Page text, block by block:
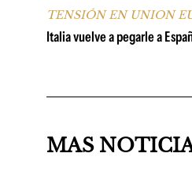
TENSIÓN EN UNION
Italia vuelve a pegarle a
MAS